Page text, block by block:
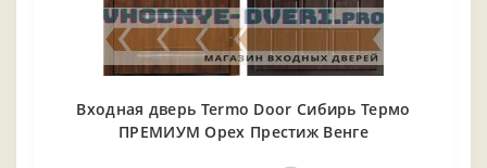
Входная дверь Termo Door Сибирь Термо
ПРЕМИУМ Орех Престиж Венге